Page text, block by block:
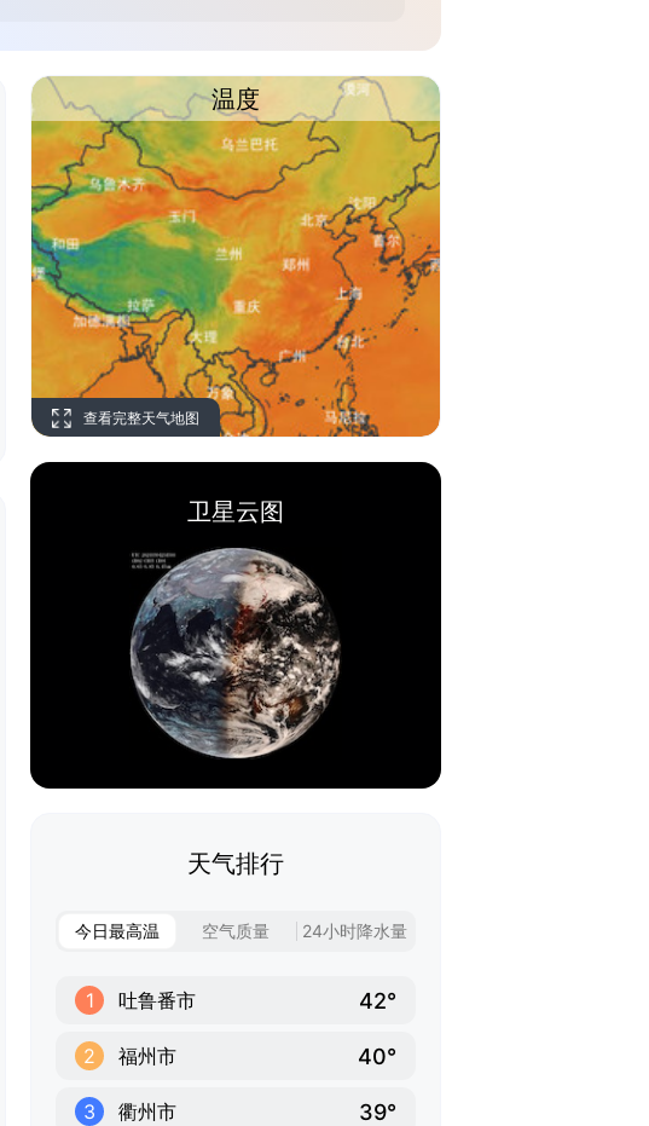
温度
查看完整天气地图
卫星云图
天气排行
今日最高温 空气质量 24小时降水量
1 吐鲁番市 42°
2 福州市 40°
3 衢州市 39°